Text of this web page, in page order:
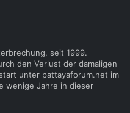
seit 1999.
den Verlust der damaligen
unter pattayaforum.net im
wenige Jahre in dieser